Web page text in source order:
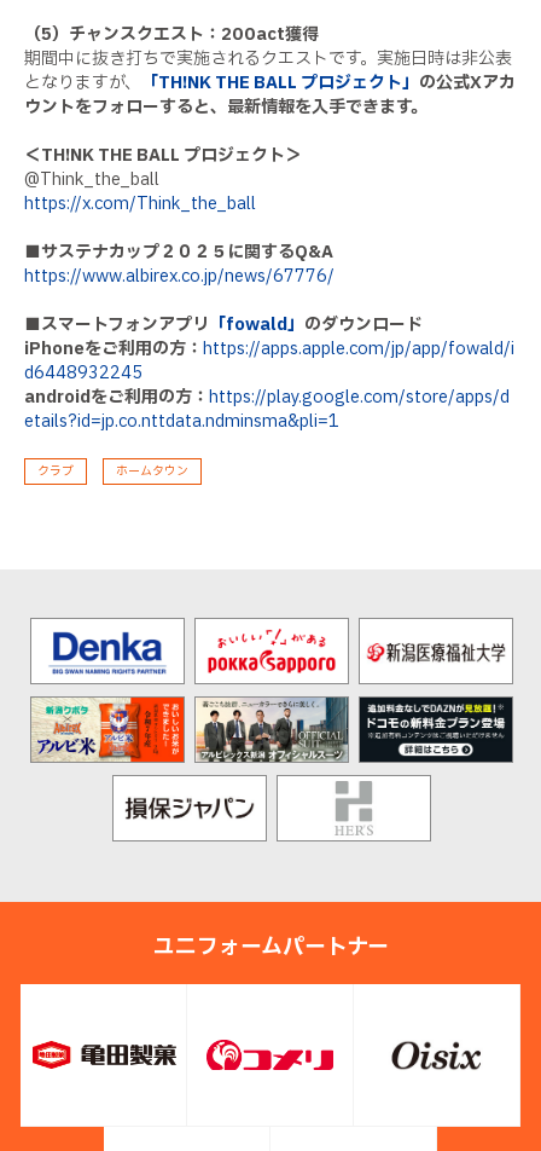
（5）チャンスクエスト：200act獲得
期間中に抜き打ちで実施されるクエストです。実施日時は非公表
となりますが、
「TH!NK THE BALL プロジェクト」 の公式Xアカ
ウントをフォローすると、最新情報を入手できます。
＜TH!NK THE BALL プロジェクト＞
@Think_the_ball
https://x.com/Think_the_ball
■サステナカップ２０２５に関するQ&A
https://www.albirex.co.jp/news/67776/
■スマートフォンアプリ 「fowald」 のダウンロード
iPhoneをご利用の方： https://apps.apple.com/jp/app/fowald/i
d6448932245
androidをご利用の方： https://play.google.com/store/apps/d
etails?id=jp.co.nttdata.ndminsma&pli=1
クラブ ホームタウン
ユニフォームパートナー